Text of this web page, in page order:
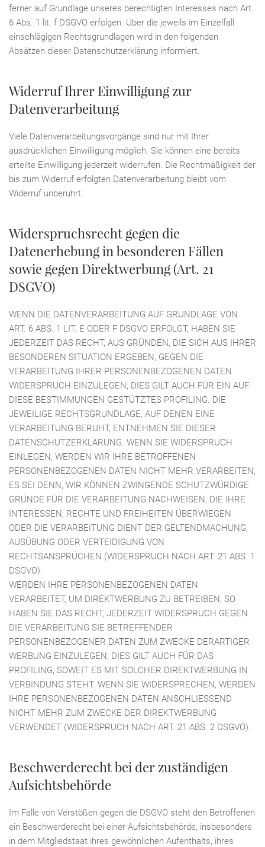
ferner auf Grundlage unseres berechtigten Interesses nach Art.
6 Abs. 1 lit. f DSGVO erfolgen. Über die jeweils im Einzelfall
einschlägigen Rechtsgrundlagen wird in den folgenden
Absätzen dieser Datenschutzerklärung informiert.
Widerruf Ihrer Einwilligung zur
Datenverarbeitung
Viele Datenverarbeitungsvorgänge sind nur mit Ihrer
ausdrücklichen Einwilligung möglich. Sie können eine bereits
erteilte Einwilligung jederzeit widerrufen. Die Rechtmäßigkeit der
bis zum Widerruf erfolgten Datenverarbeitung bleibt vom
Widerruf unberührt.
Widerspruchsrecht gegen die
Datenerhebung in besonderen Fällen
sowie gegen Direktwerbung (Art. 21
DSGVO)
WENN DIE DATENVERARBEITUNG AUF GRUNDLAGE VON
ART. 6 ABS. 1 LIT. E ODER F DSGVO ERFOLGT, HABEN SIE
JEDERZEIT DAS RECHT, AUS GRÜNDEN, DIE SICH AUS IHRER
BESONDEREN SITUATION ERGEBEN, GEGEN DIE
VERARBEITUNG IHRER PERSONENBEZOGENEN DATEN
WIDERSPRUCH EINZULEGEN; DIES GILT AUCH FÜR EIN AUF
DIESE BESTIMMUNGEN GESTÜTZTES PROFILING. DIE
JEWEILIGE RECHTSGRUNDLAGE, AUF DENEN EINE
VERARBEITUNG BERUHT, ENTNEHMEN SIE DIESER
DATENSCHUTZERKLÄRUNG. WENN SIE WIDERSPRUCH
EINLEGEN, WERDEN WIR IHRE BETROFFENEN
PERSONENBEZOGENEN DATEN NICHT MEHR VERARBEITEN,
ES SEI DENN, WIR KÖNNEN ZWINGENDE SCHUTZWÜRDIGE
GRÜNDE FÜR DIE VERARBEITUNG NACHWEISEN, DIE IHRE
INTERESSEN, RECHTE UND FREIHEITEN ÜBERWIEGEN
ODER DIE VERARBEITUNG DIENT DER GELTENDMACHUNG,
AUSÜBUNG ODER VERTEIDIGUNG VON
RECHTSANSPRÜCHEN (WIDERSPRUCH NACH ART. 21 ABS. 1
DSGVO).
WERDEN IHRE PERSONENBEZOGENEN DATEN
VERARBEITET, UM DIREKTWERBUNG ZU BETREIBEN, SO
HABEN SIE DAS RECHT, JEDERZEIT WIDERSPRUCH GEGEN
DIE VERARBEITUNG SIE BETREFFENDER
PERSONENBEZOGENER DATEN ZUM ZWECKE DERARTIGER
WERBUNG EINZULEGEN; DIES GILT AUCH FÜR DAS
PROFILING, SOWEIT ES MIT SOLCHER DIREKTWERBUNG IN
VERBINDUNG STEHT. WENN SIE WIDERSPRECHEN, WERDEN
IHRE PERSONENBEZOGENEN DATEN ANSCHLIESSEND
NICHT MEHR ZUM ZWECKE DER DIREKTWERBUNG
VERWENDET (WIDERSPRUCH NACH ART. 21 ABS. 2 DSGVO).
Beschwerde­recht bei der zuständigen
Aufsichts­behörde
Im Falle von Verstößen gegen die DSGVO steht den Betroffenen
ein Beschwerderecht bei einer Aufsichtsbehörde, insbesondere
in dem Mitgliedstaat ihres gewöhnlichen Aufenthalts, ihres